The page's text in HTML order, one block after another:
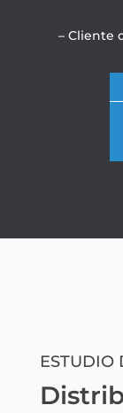
– Cliente
ESTUDIO